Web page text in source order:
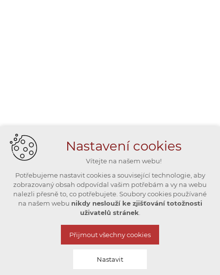
Nastavení cookies
Vítejte na našem webu!
Potřebujeme nastavit cookies a související technologie, aby
zobrazovaný obsah odpovídal vašim potřebám a vy na webu
nalezli přesně to, co potřebujete. Soubory cookies používané
na našem webu nikdy neslouží ke zjišťování totožnosti
uživatelů stránek
Přijmout všechny cookies
Nastavit